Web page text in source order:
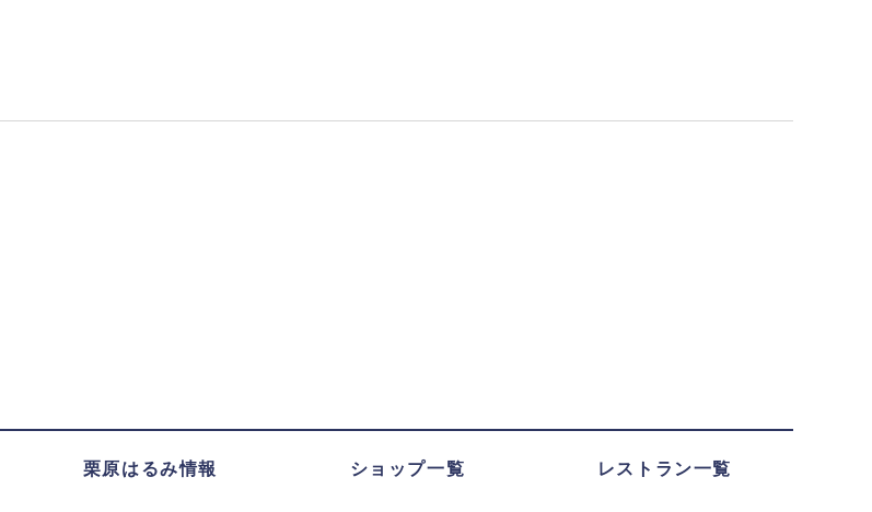
栗原はるみ情報 ショップ一覧 レストラン一覧